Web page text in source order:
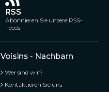
RSS
Abonnieren Sie unsere RSS-
Feeds
Voisins - Nachbarn
Wer sind wir?
Kontaktieren Sie uns